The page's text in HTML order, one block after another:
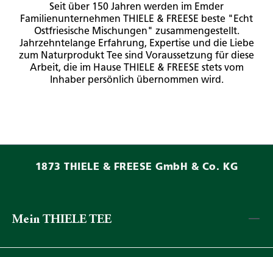
Seit über 150 Jahren werden im Emder
Familienunternehmen THIELE & FREESE beste "Echt
Ostfriesische Mischungen" zusammengestellt.
Jahrzehntelange Erfahrung, Expertise und die Liebe
zum Naturprodukt Tee sind Voraussetzung für diese
Arbeit, die im Hause THIELE & FREESE stets vom
Inhaber persönlich übernommen wird.
1873 THIELE & FREESE GmbH & Co. KG
Mein THIELE TEE